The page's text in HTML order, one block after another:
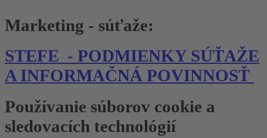
Marketing - súťaže:
STEFE - PODMIENKY SÚŤAŽE
A INFORMAČNÁ POVINNOSŤ
Používanie súborov cookie a
sledovacích technológií